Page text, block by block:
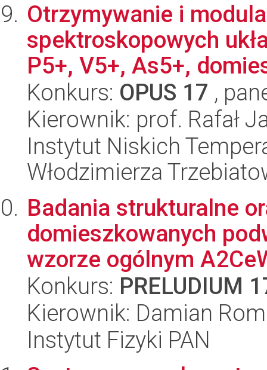
Otrzymywanie i
spektroskopowych
P5+, V5+, As5+,
Konkurs: OPUS 17 ,
Kierownik: prof. Rafał
Instytut Niskich
Włodzimierza
Badania strukturalne
domieszkowanych
wzorze ogólnym
Konkurs: PRELUDIUM
Kierownik: Damian
Instytut Fizyki PAN